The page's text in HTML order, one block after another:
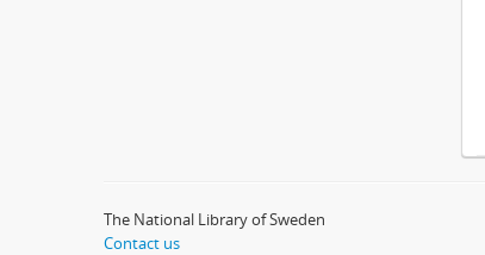
The National Library of Sweden
Contact us